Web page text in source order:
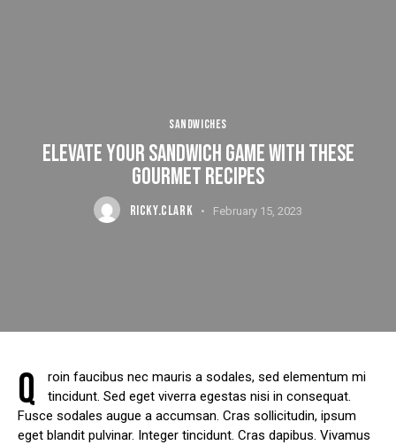
SANDWICHES
ELEVATE YOUR SANDWICH GAME WITH THESE
GOURMET RECIPES
RICKY.CLARK February 15, 2023
Q
roin faucibus nec mauris a sodales, sed elementum mi
tincidunt. Sed eget viverra egestas nisi in consequat.
Fusce sodales augue a accumsan. Cras sollicitudin, ipsum
eget blandit pulvinar. Integer tincidunt. Cras dapibus. Vivamus